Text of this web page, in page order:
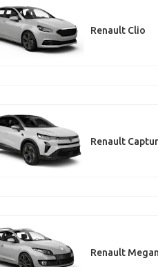
Renault Clio
Renault Captur
Renault